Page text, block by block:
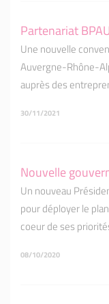
Partenariat
Une nouvelle
Auvergne-Rhône-
auprès des
30/11/2021
Nouvelle
Un nouveau
pour déployer le
coeur de ses
08/10/2020